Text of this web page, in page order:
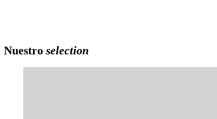
Nuestro selection